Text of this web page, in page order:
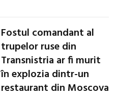
Fostul comandant al
trupelor ruse din
Transnistria ar fi murit
în explozia dintr-un
restaurant din Moscova